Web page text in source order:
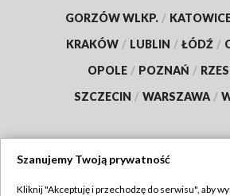
GORZÓW WLKP. /
KRAKÓW / LUBLIN / ŁÓDŹ /
OPOLE / POZNAŃ /
SZCZECIN / WARSZAWA /
Szanujemy Twoją prywatność
Kliknij "Akceptuję i przechodzę do serwisu", aby